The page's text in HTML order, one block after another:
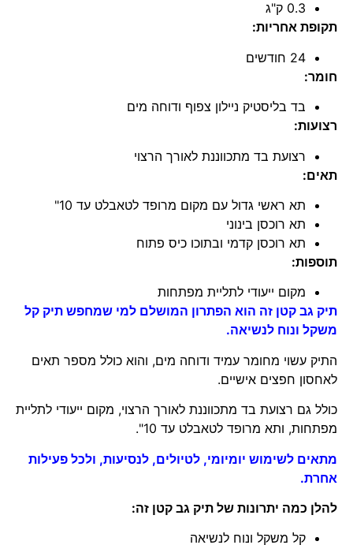
0.3 ק"ג
תקופת אחריות:
24 חודשים
חומר:
בד בליסטיק ניילון צפוף ודוחה מים
רצועות:
רצועת בד מתכווננת לאורך הרצוי
תאים:
תא ראשי גדול עם מקום מרופד לטאבלט עד 10"
תא רוכסן בינוני
תא רוכסן קדמי ובתוכו כיס פתוח
תוספות:
מקום ייעודי לתליית מפתחות
תיק גב קטן זה הוא הפתרון המושלם למי שמחפש תיק קל
משקל ונוח לנשיאה.
התיק עשוי מחומר עמיד ודוחה מים, והוא כולל מספר תאים
לאחסון חפצים אישיים.
כולל גם רצועת בד מתכווננת לאורך הרצוי, מקום ייעודי לתליית
מפתחות, ותא מרופד לטאבלט עד 10".
מתאים לשימוש יומיומי, לטיולים, לנסיעות, ולכל פעילות
אחרת.
להלן כמה יתרונות של תיק גב קטן זה:
קל משקל ונוח לנשיאה